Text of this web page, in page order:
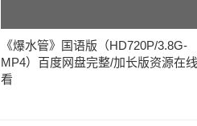
《爆水管》国语版（HD720P/3.8G-
MP4）百度网盘完整/加长版资源在
看